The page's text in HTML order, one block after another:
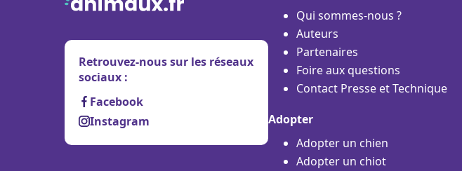
Retrouvez-nous sur les réseaux
sociaux :
Facebook
Instagram
Qui sommes-nous ?
Auteurs
Partenaires
Foire aux questions
Contact Presse et Technique
Adopter
Adopter un chien
Adopter un chiot